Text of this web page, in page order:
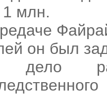
млн.
он был
дело